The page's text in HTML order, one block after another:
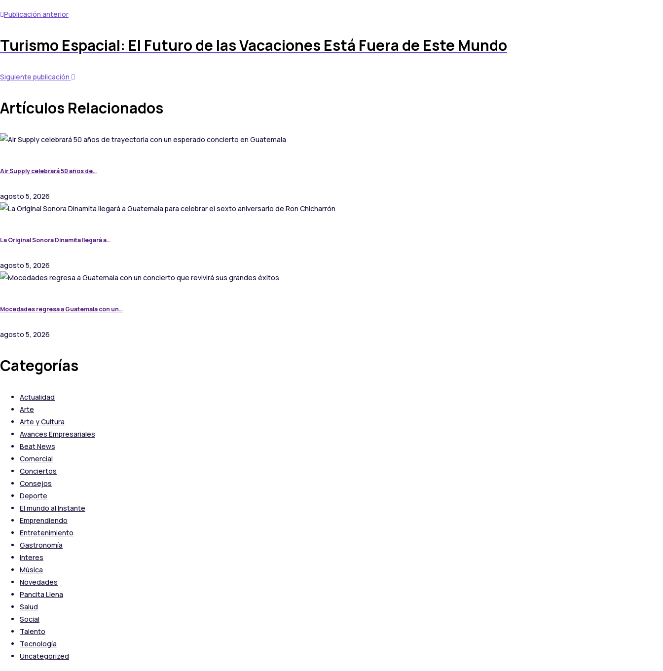
Publicación anterior
Turismo Espacial: El Futuro de las Vacaciones Está Fuera de Este Mundo
Siguiente publicación
Artículos Relacionados
Air Supply celebrará 50 años de…
agosto 5, 2026
La Original Sonora Dinamita llegará a…
agosto 5, 2026
Mocedades regresa a Guatemala con un…
agosto 5, 2026
Categorías
Actualidad
Arte
Arte y Cultura
Avances Empresariales
Beat News
Comercial
Conciertos
Consejos
Deporte
El mundo al Instante
Emprendiendo
Entretenimiento
Gastronomía
Interes
Música
Novedades
Pancita Llena
Salud
Social
Talento
Tecnología
Uncategorized